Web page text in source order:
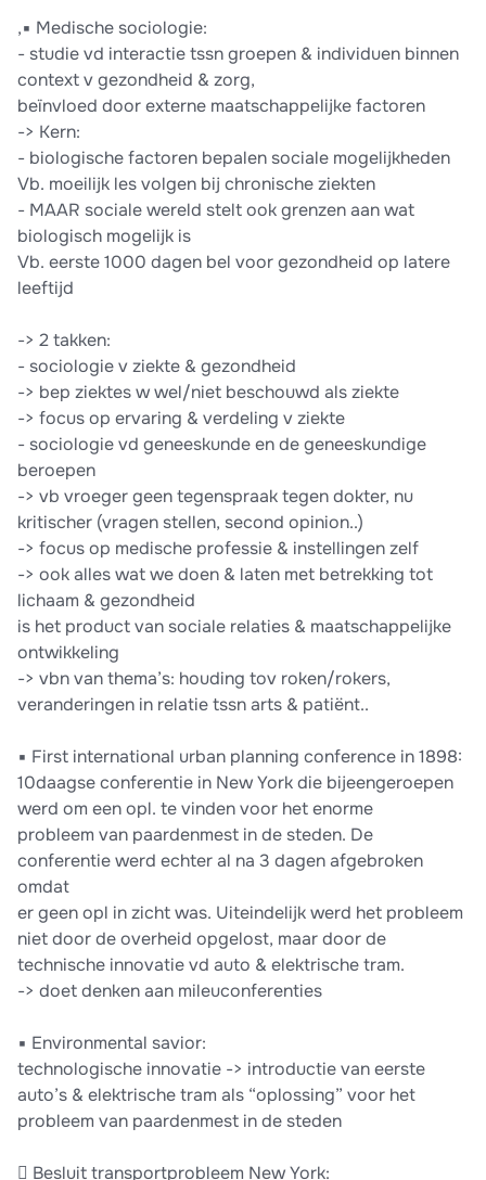
,▪ Medische sociologie:
- studie vd interactie tssn groepen & individuen binnen
context v gezondheid & zorg,
beïnvloed door externe maatschappelijke factoren
-> Kern:
- biologische factoren bepalen sociale mogelijkheden
Vb. moeilijk les volgen bij chronische ziekten
- MAAR sociale wereld stelt ook grenzen aan wat
biologisch mogelijk is
Vb. eerste 1000 dagen bel voor gezondheid op latere
leeftijd
-> 2 takken:
- sociologie v ziekte & gezondheid
-> bep ziektes w wel/niet beschouwd als ziekte
-> focus op ervaring & verdeling v ziekte
- sociologie vd geneeskunde en de geneeskundige
beroepen
-> vb vroeger geen tegenspraak tegen dokter, nu
kritischer (vragen stellen, second opinion..)
-> focus op medische professie & instellingen zelf
-> ook alles wat we doen & laten met betrekking tot
lichaam & gezondheid
is het product van sociale relaties & maatschappelijke
ontwikkeling
-> vbn van thema’s: houding tov roken/rokers,
veranderingen in relatie tssn arts & patiënt..
▪ First international urban planning conference in 1898:
10daagse conferentie in New York die bijeengeroepen
werd om een opl. te vinden voor het enorme
probleem van paardenmest in de steden. De
conferentie werd echter al na 3 dagen afgebroken
omdat
er geen opl in zicht was. Uiteindelijk werd het probleem
niet door de overheid opgelost, maar door de
technische innovatie vd auto & elektrische tram.
-> doet denken aan mileuconferenties
▪ Environmental savior:
technologische innovatie -> introductie van eerste
auto’s & elektrische tram als “oplossing” voor het
probleem van paardenmest in de steden
 Besluit transportprobleem New York: